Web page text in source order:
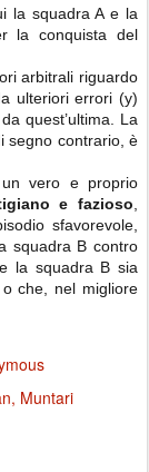
la squadra A e la
la conquista del
arbitrali riguardo
ulteriori errori (y)
quest’ultima. La
segno contrario, è
vero e proprio
e fazioso
sfavorevole,
squadra B contro
la squadra B sia
che, nel migliore
Muntari